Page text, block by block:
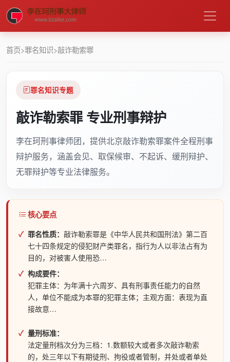
首页>罪名知识>敲诈勒索罪
罪名知识专题
敲诈勒索罪 专业刑事辩护
李在珂刑事律师团，提供北京敲诈勒索罪案件全程刑事
辩护服务，涵盖会见、取保候审、不起诉、缓刑辩护、
无罪辩护等专业法律服务。
核心要点
罪名性质： 敲诈勒索罪是《中华人民共和国刑法》第二百
七十四条规定的侵犯财产类罪名，指行为人以非法占有为
目的，对被害人使用恐…
构成要件：
犯罪主体：为年满十六周岁、具有刑事责任能力的自然
人，单位不能成为本罪的犯罪主体；主观方面：表现为直
接故意…
量刑标准：
法定量刑档次分为三档：1.数额较大或者多次敲诈勒索
的，处三年以下有期徒刑、拘役或者管制，并处或者单处